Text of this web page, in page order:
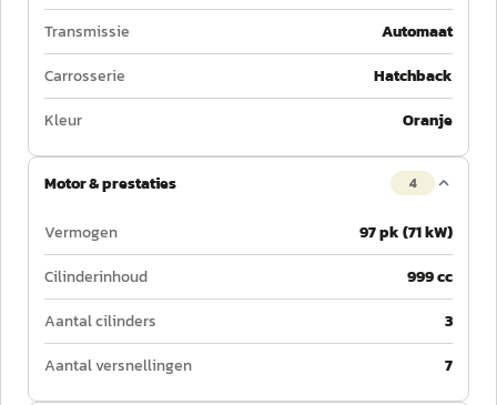
Transmissie
Automaat
Carrosserie
Hatchback
Kleur
Oranje
Motor & prestaties 4
Vermogen
97 pk (71 kW)
Cilinderinhoud
999 cc
Aantal cilinders
3
Aantal versnellingen
7